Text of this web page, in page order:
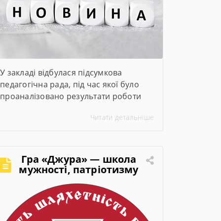
У закладі відбулася підсумкова
педагогічна рада, під час якої було
проаналізовано результати роботи
навчальний рік. Директор закладу
організації освітнього процесу та
визначили пріоритетні завдання на
2026–2027 навчальний рік.
Читати детальніше
Гра «Джура» — школа
мужності, патріотизму
та лідерства